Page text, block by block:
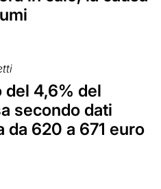
del 4,6% del
secondo dati
da 620 a 671 euro